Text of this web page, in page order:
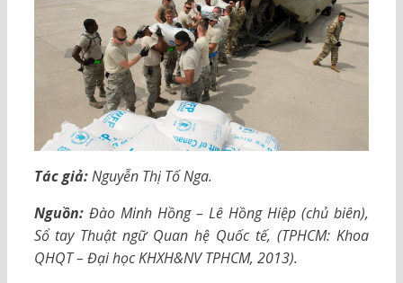
Tác giả:Nguyễn Thị Tố Nga.
Nguồn:Đào Minh Hồng – Lê Hồng Hiệp (chủ biên),
Sổ tay Thuật ngữ Quan hệ Quốc tế, (TPHCM: Khoa
QHQT – Đại học KHXH&NV TPHCM, 2013).